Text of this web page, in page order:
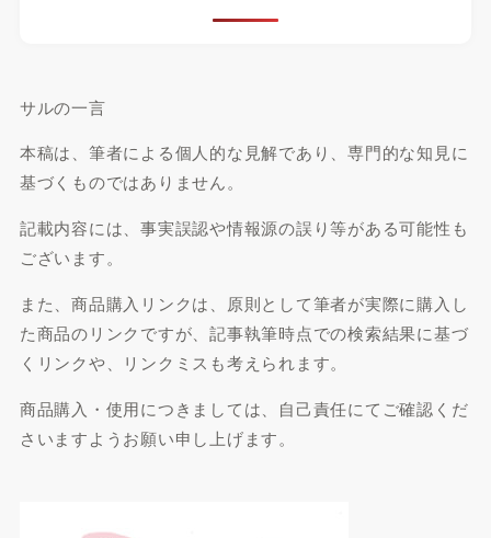
サルの一言
本稿は、筆者による個人的な見解であり、専門的な知見に
基づくものではありません。
記載内容には、事実誤認や情報源の誤り等がある可能性も
ございます。
また、商品購入リンクは、原則として筆者が実際に購入し
た商品のリンクですが、記事執筆時点での検索結果に基づ
くリンクや、リンクミスも考えられます。
商品購入・使用につきましては、自己責任にてご確認くだ
さいますようお願い申し上げます。